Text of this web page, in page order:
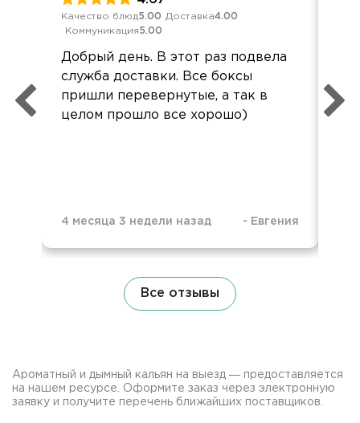
Качество блюд5.00 Доставка4.00
Коммуникация5.00
Добрый день. В этот раз подвела
служба доставки. Все боксы
пришли перевернутые, а так в
целом прошло все хорошо)
4 месяца 3 недели назад - Евгения
Все отзывы
Ароматный и дымный кальян на выезд ― предоставляется
на нашем ресурсе. Оформите заказ через электронную
заявку и получите перечень ближайших поставщиков.